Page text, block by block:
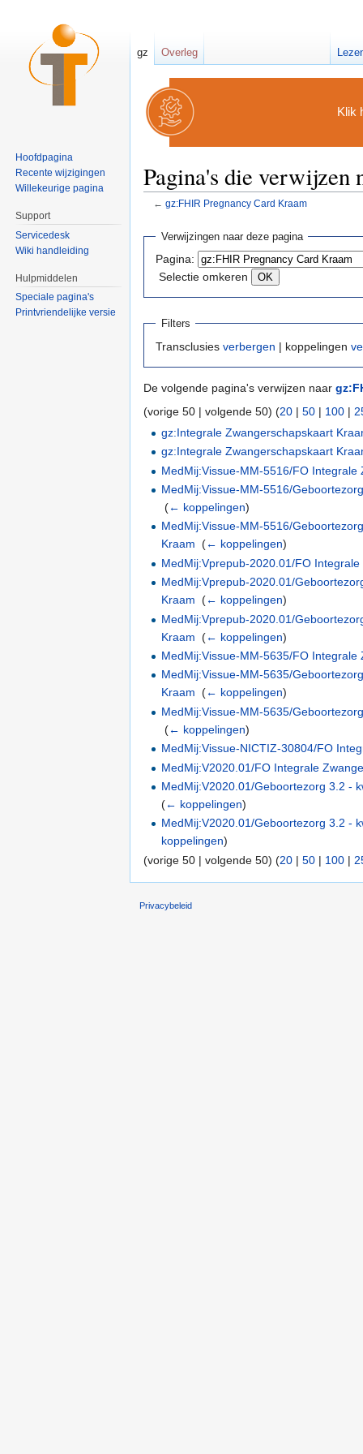
Klik
Pagina's die
← gz:FHIR Pregnancy Card Kraam
Verwijzingen naar deze pagina
Pagina:
Selectie omkeren
Filters
Transclusies verbergen | koppelingen
De volgende pagina's verwijzen naar
(vorige 50 | volgende 50) (20 | 50 | 100 |
gz:Integrale Zwangerschapskaart
gz:Integrale Zwangerschapskaart
MedMij:Vissue-MM-5516/FO Integrale
MedMij:Vissue-MM-5516/
‎(← koppelingen)
MedMij:Vissue-MM-5516/
Kraam ‎(← koppelingen)
MedMij:Vprepub-2020.01/FO
MedMij:Vprepub-2020.01/
Kraam ‎(← koppelingen)
MedMij:Vprepub-2020.01/
Kraam ‎(← koppelingen)
MedMij:Vissue-MM-5635/FO Integrale
MedMij:Vissue-MM-5635/
Kraam ‎(← koppelingen)
MedMij:Vissue-MM-5635/
‎(← koppelingen)
MedMij:Vissue-NICTIZ-30804/FO
MedMij:V2020.01/FO Integrale
MedMij:V2020.01/Geboortezorg 3.2 -
(← koppelingen)
MedMij:V2020.01/Geboortezorg 3.2 -
koppelingen)
(vorige 50 | volgende 50) (20 | 50 | 100 |
gz Overleg
Hoofdpagina
Recente wijzigingen
Willekeurige pagina
Support
Servicedesk
Wiki handleiding
Hulpmiddelen
Speciale pagina's
Printvriendelijke versie
Privacybeleid